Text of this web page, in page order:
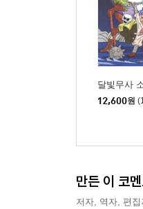
달빛무사
12,600원
만든 이 코
저자, 역자, 편